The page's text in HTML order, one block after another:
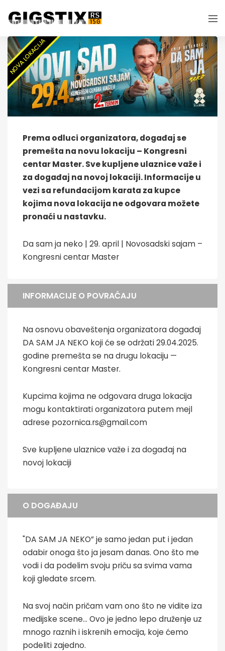
NOVA LOKACIJA
Prema odluci organizatora, događaj se
premešta na novu lokaciju – Kongresni
centar Master. Sve kupljene ulaznice važe i
za događaj na novoj lokaciji. Informacije u
vezi sa refundacijom karata za kupce
kojima nova lokacija ne odgovara možete
pronaći u nastavku.
Da sam ja neko | 29. april | Novosadski sajam –
Kongresni centar Master
INFORMACIJE O POVRAĆAJU
Na osnovu obaveštenja organizatora događaj
DA SAM JA NEKO koji će se održati 29.04.2025.
godine premešta se na drugu lokaciju —
Kongresni centar Master.
Kupcima kojima ne odgovara druga lokacija
mogu kontaktirati organizatora putem mejl
adrese pozornica.rs@gmail.com
Sve kupljene ulaznice važe i za događaj na
novoj lokaciji
O DOGAĐAJU
"DA SAM JA NEKO” je samo jedan put i jedan
odabir onoga što ja jesam danas. Ono što me
vodi i da podelim svoju priču sa svima vama
koji gledate srcem.
Na svoj način pričam vam ono što ne vidite iza
medijske scene… Ovo je jedno lepo druženje uz
mnogo raznih i iskrenih emocija, koje ćemo
podeliti zajedno.